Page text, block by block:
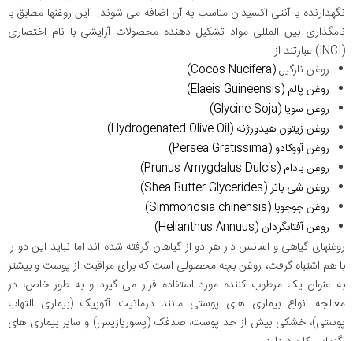
نگهدارنده یا آنتی اکسیدان مناسب به آن اضافه می شوند. این روغنها مطابق با
نامگذاری بین المللی مواد تشکیل دهنده محصولات آرایشی با نام اختصاری
(INCI) عبارتند از:
روغن نارگیل(Cocos Nucifera)
روغن پالم (Elaeis Guineensis)
روغن سویا (Glycine Soja)
روغن زیتون هیدورژنه (Hydrogenated Olive Oil)
روغن آووکادو (Persea Gratissima)
روغن بادام (Prunus Amygdalus Dulcis)
روغن شی باتر (Shea Butter Glycerides)
روغن جوجوبا (Simmondsia chinensis)
روغن آفتابگردان (Helianthus Annuus)
روغنهای گیاهی و اسانس دار هر دو از گیاهان گرفته شده اند اما نباید این دو را
با هم اشتباه گرفت، روغن بچه محصولی است که برای مراقبت از پوست و بیشتر
به عنوان یک مرطوب کننده مورد استفاده قرار می گیرد و به طور خاص، در
معالجه انواع بیماری های پوستی مانند درماتیت آتوپیک (بیماری التهاب
پوستی)، خشکی بیش از حد پوست، صدفک (پسوریازیس) و سایر بیماری های